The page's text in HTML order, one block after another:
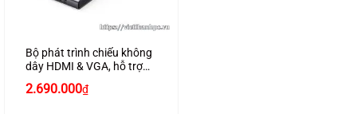
Bộ phát trình chiếu không
dây HDMI & VGA, hỗ trợ
Ugreen 50633 cao cấp
Giá
2.690.000₫Giá
hiện